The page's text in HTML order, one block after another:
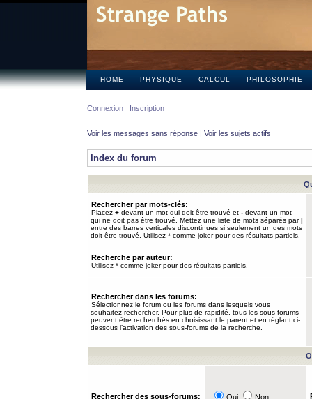
HOME PHYSIQUE CALCUL PHILOSOPHIE
Connexion Inscription
Voir les messages sans réponse | Voir les sujets actifs
Index du forum
Rechercher par mots-clés:
Placez + devant un mot qui doit être trouvé et - devant un mot
qui ne doit pas être trouvé. Mettez une liste de mots séparés par|
entre des barres verticales discontinues si seulement un des mots
doit être trouvé. Utilisez * comme joker pour des résultats partiels.
Recherche par auteur:
Utilisez * comme joker pour des résultats partiels.
Rechercher dans les forums:
Sélectionnez le forum ou les forums dans lesquels vous
souhaitez rechercher. Pour plus de rapidité, tous les sous-forums
peuvent être recherchés en choisissant le parent et en réglant ci-
dessous l’activation des sous-forums de la recherche.
Rechercher des sous-forums: Oui Non